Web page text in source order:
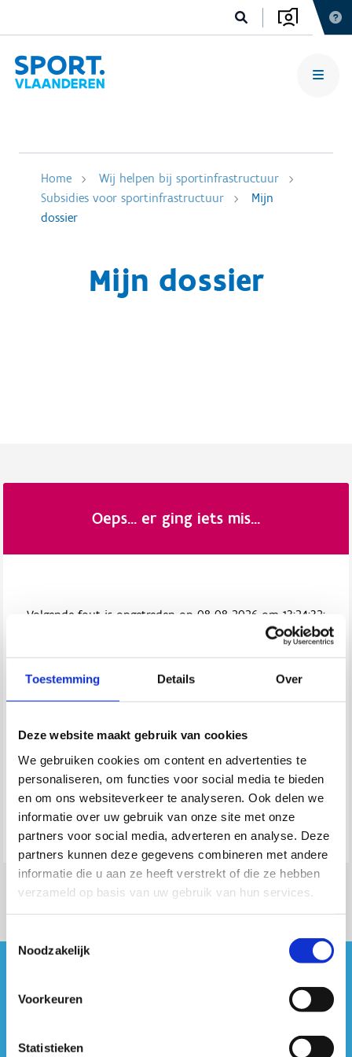
Toestemming Details Over
Deze website maakt gebruik van cookies
We gebruiken cookies om content en advertenties te
personaliseren, om functies voor social media te bieden
en om ons websiteverkeer te analyseren. Ook delen we
informatie over uw gebruik van onze site met onze
partners voor social media, adverteren en analyse. Deze
partners kunnen deze gegevens combineren met andere
informatie die u aan ze heeft verstrekt of die ze hebben
verzameld op basis van uw gebruik van hun services.
Noodzakelijk
Voorkeuren
Statistieken
Home
Wij helpen bij sportinfrastructuur
Subsidies voor sportinfrastructuur
Mijn
dossier
Mijn dossier
#sportersbelevenmeer